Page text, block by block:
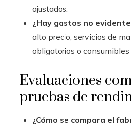
ajustados.
¿Hay gastos no
alto precio, servicios de
obligatorios o consumibles
Evaluaciones
pruebas de
¿Cómo se compara el